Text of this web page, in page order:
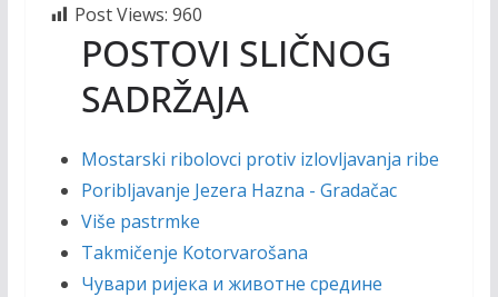
Post Views: 960
POSTOVI SLIČNOG
SADRŽAJA
Mostarski ribolovci protiv izlovljavanja ribe
Poribljavanje Jezera Hazna - Gradačac
Više pastrmke
Takmičenje Kotorvarošana
Чувари ријека и животне средине